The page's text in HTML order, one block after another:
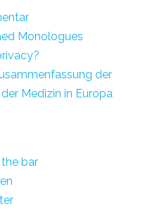
Monologues
der
Medizin in Europa
bar